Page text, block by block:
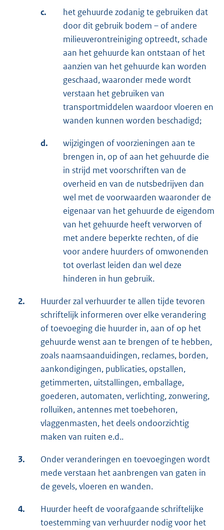
c.
het gehuurde zodanig te gebruiken dat
door dit gebruik bodem – of andere
milieuverontreiniging optreedt, schade
aan het gehuurde kan ontstaan of het
aanzien van het gehuurde kan worden
geschaad, waaronder mede wordt
verstaan het gebruiken van
transportmiddelen waardoor vloeren en
wanden kunnen worden beschadigd;
d.
wijzigingen of voorzieningen aan te
brengen in, op of aan het gehuurde die
in strijd met voorschriften van de
overheid en van de nutsbedrijven dan
wel met de voorwaarden waaronder de
eigenaar van het gehuurde de eigendom
van het gehuurde heeft verworven of
met andere beperkte rechten, of die
voor andere huurders of omwonenden
tot overlast leiden dan wel deze
hinderen in hun gebruik.
2.
Huurder zal verhuurder te allen tijde tevoren
schriftelijk informeren over elke verandering
of toevoeging die huurder in, aan of op het
gehuurde wenst aan te brengen of te hebben,
zoals naamsaanduidingen, reclames, borden,
aankondigingen, publicaties, opstallen,
getimmerten, uitstallingen, emballage,
goederen, automaten, verlichting, zonwering,
rolluiken, antennes met toebehoren,
vlaggenmasten, het deels ondoorzichtig
maken van ruiten e.d..
3.
Onder veranderingen en toevoegingen wordt
mede verstaan het aanbrengen van gaten in
de gevels, vloeren en wanden.
4.
Huurder heeft de voorafgaande schriftelijke
toestemming van verhuurder nodig voor het